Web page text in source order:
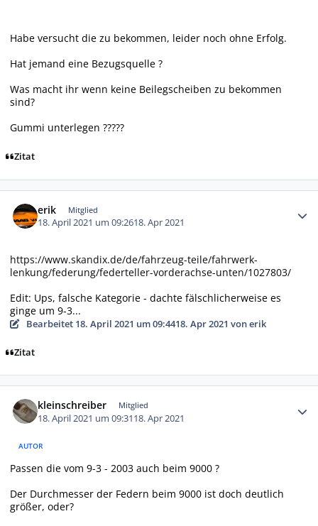
Habe versucht die zu bekommen, leider noch ohne Erfolg.
Hat jemand eine Bezugsquelle ?
Was macht ihr wenn keine Beilegscheiben zu bekommen
sind?
Gummi unterlegen ?????
Zitat
erik Mitglied
18. April 2021 um 09:2618. Apr 2021
https://www.skandix.de/de/fahrzeug-teile/fahrwerk-
lenkung/federung/federteller-vorderachse-unten/1027803/
Edit: Ups, falsche Kategorie - dachte fälschlicherweise es
ginge um 9-3...
Bearbeitet 18. April 2021 um 09:4418. Apr 2021 von erik
Zitat
kleinschreiber Mitglied
18. April 2021 um 09:3118. Apr 2021
AUTOR
Passen die vom 9-3 - 2003 auch beim 9000 ?
Der Durchmesser der Federn beim 9000 ist doch deutlich
größer, oder?